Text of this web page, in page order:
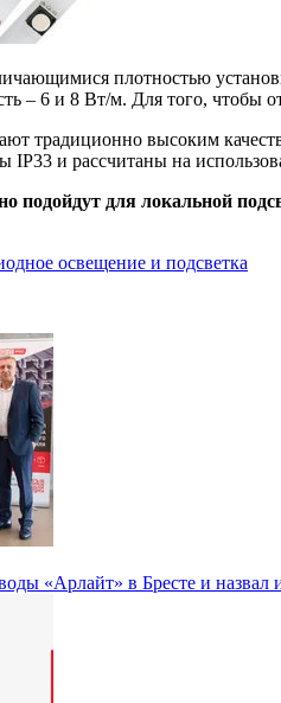
плотностью
– 6 и 8 Вт/м. Для того, чтобы
традиционно высоким
IP33 и рассчитаны на
для локальной
освещение и подсветка
«Арлайт» в Бресте и